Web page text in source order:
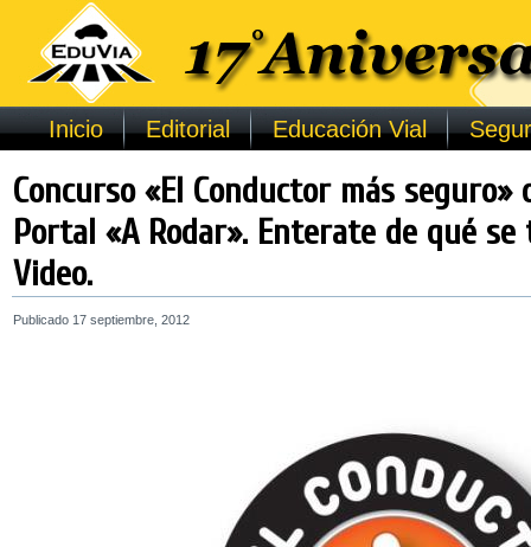
Inicio Editorial Educación Vial
Concurso «El Conductor más
Portal «A Rodar». Enterate de qué
Video.
Publicado 17 septiembre, 2012